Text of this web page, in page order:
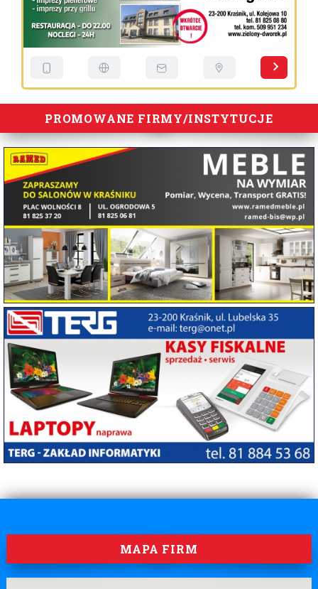
PROMOWANE FIRMY/INSTYTUCJE
MAPA FIRM